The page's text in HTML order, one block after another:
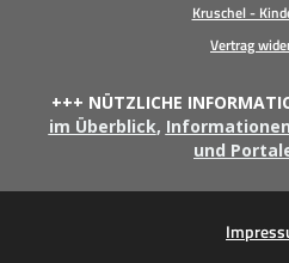
Kruschel -
Vertrag
+++ NÜTZLICHE
im Überblick,
und